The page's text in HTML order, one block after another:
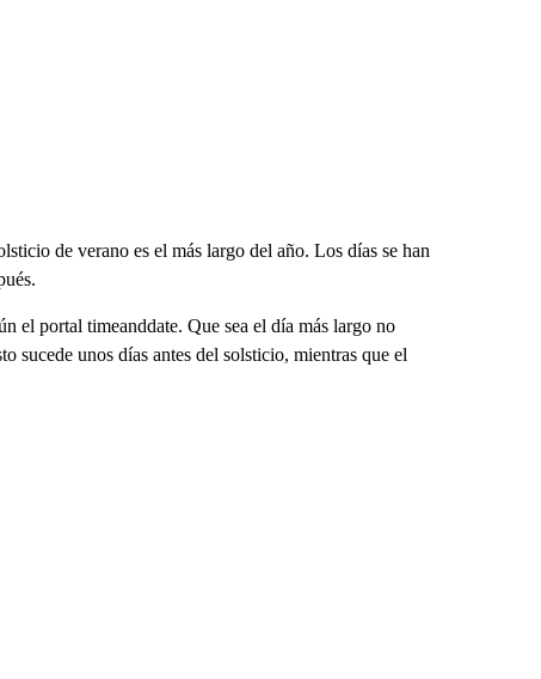
de verano es el más largo del año. Los días se han
el portal timeanddate. Que sea el día más largo no
sucede unos días antes del solsticio, mientras que el